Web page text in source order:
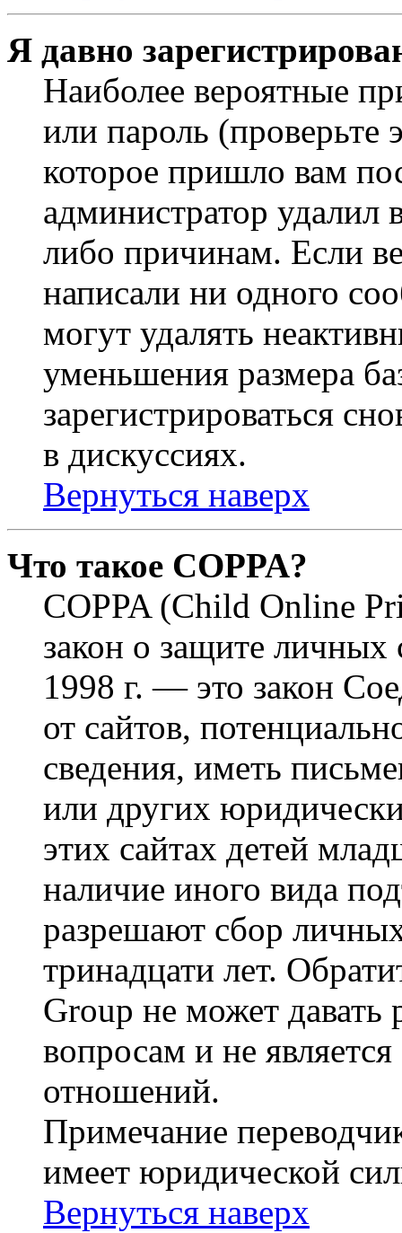
Я давно
Наиболее вероятные
или пароль (проверьте
которое пришло вам
администратор
либо причинам. Если
написали ни одного
могут удалять
уменьшения размера
зарегистрироваться
в дискуссиях.
Вернуться наверх
Что такое COPPA?
COPPA (Child Online
закон о защите личных
1998 г. — это закон
от сайтов,
сведения, иметь
или других
этих сайтах детей
наличие иного вида
разрешают сбор
тринадцати лет.
Group не может
вопросам и не
отношений.
Примечание
имеет юридической
Вернуться наверх